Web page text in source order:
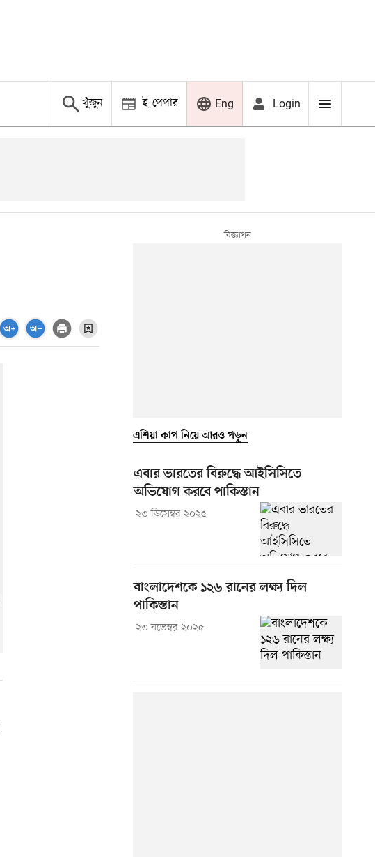
খুঁজুন ই-পেপার Eng Login
এশিয়া কাপ নিয়ে আরও পড়ুন
এবার ভারতের বিরুদ্ধে আইসিসিতে
অভিযোগ করবে পাকিস্তান
২৩ ডিসেম্বর ২০২৫
বাংলাদেশকে ১২৬ রানের লক্ষ্য দিল
পাকিস্তান
২৩ নভেম্বর ২০২৫